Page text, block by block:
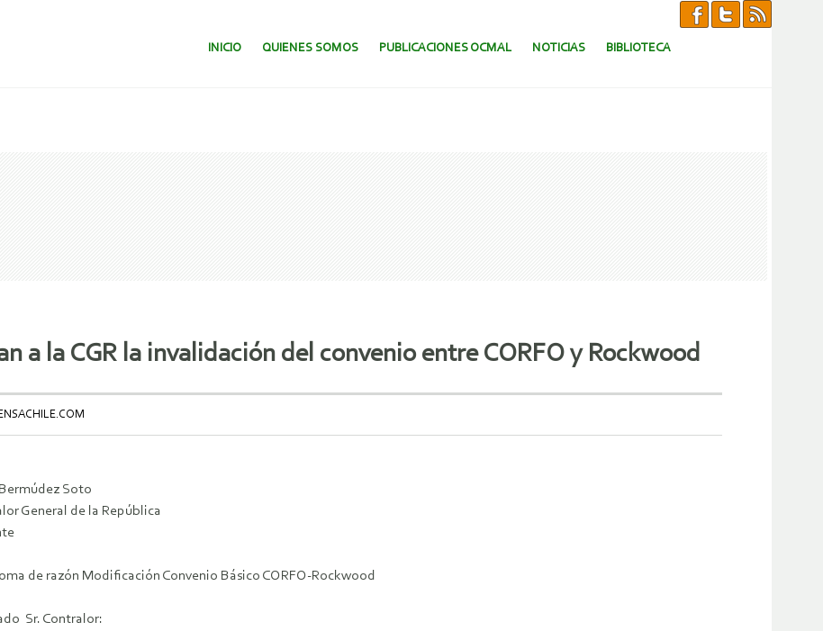
SALTAR AL CONTENIDO.
INICIO QUIENES SOMOS PUBLICACIONES OCMAL NOTICIAS BIBLIOTECA
a la CGR la invalidación del convenio entre CORFO y Rockwood
Soto
General de la República
de razón Modificación Convenio Básico CORFO-Rockwood
Sr. Contralor: